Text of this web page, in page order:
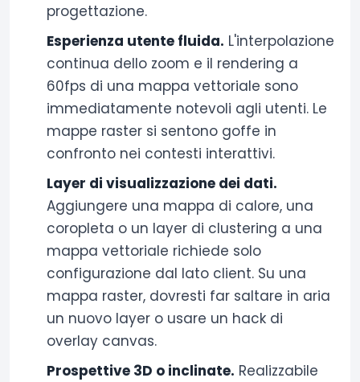
progettazione.
Esperienza utente fluida. L'interpolazione
continua dello zoom e il rendering a
60fps di una mappa vettoriale sono
immediatamente notevoli agli utenti. Le
mappe raster si sentono goffe in
confronto nei contesti interattivi.
Layer di visualizzazione dei dati.
Aggiungere una mappa di calore, una
coropleta o un layer di clustering a una
mappa vettoriale richiede solo
configurazione dal lato client. Su una
mappa raster, dovresti far saltare in aria
un nuovo layer o usare un hack di
overlay canvas.
Prospettive 3D o inclinate. Realizzabile